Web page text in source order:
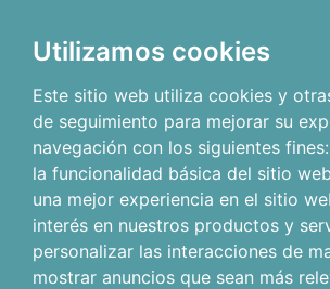
Utilizamos cookies
Este sitio web utiliza cookies y
de seguimiento para mejorar su
navegación con los siguientes fines:
la funcionalidad básica del sitio web
una mejor experiencia en el sitio
interés en nuestros productos y
personalizar las interacciones de
mostrar anuncios que sean más